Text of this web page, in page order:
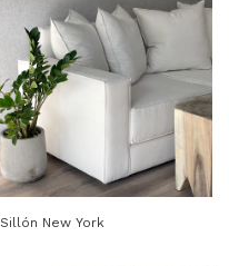
Sillón New York